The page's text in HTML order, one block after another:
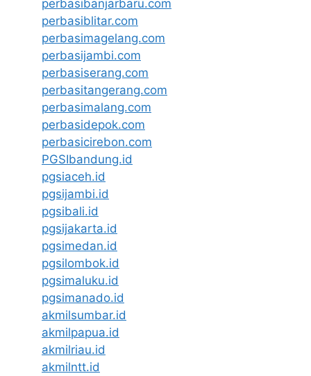
perbasibanjarbaru.com
perbasiblitar.com
perbasimagelang.com
perbasijambi.com
perbasiserang.com
perbasitangerang.com
perbasimalang.com
perbasidepok.com
perbasicirebon.com
PGSIbandung.id
pgsiaceh.id
pgsijambi.id
pgsibali.id
pgsijakarta.id
pgsimedan.id
pgsilombok.id
pgsimaluku.id
pgsimanado.id
akmilsumbar.id
akmilpapua.id
akmilriau.id
akmilntt.id